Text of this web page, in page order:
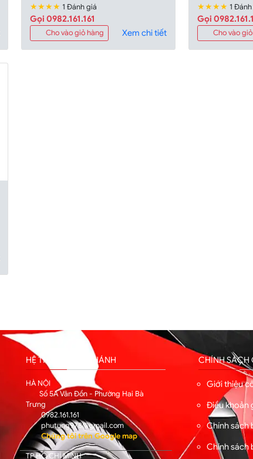
★★★★ 1 Đánh giá
Gọi 0982.161.161
Cho vào giỏ hàng Xem chi tiết
★★★★ 1
Gọi
Cho vào
HỆ THỐNG CHI NHÁNH
HÀ NỘI
Số 5A Vân Đồn - Phường Hai Bà
Trưng
0982.161.161
phutung978@gmail.com
Chúng tôi trên Google map
TP HỒ CHÍ MINH
CHÍNH SÁCH
Giới thiệu
Điều khoản
Chính sách
Chính sách